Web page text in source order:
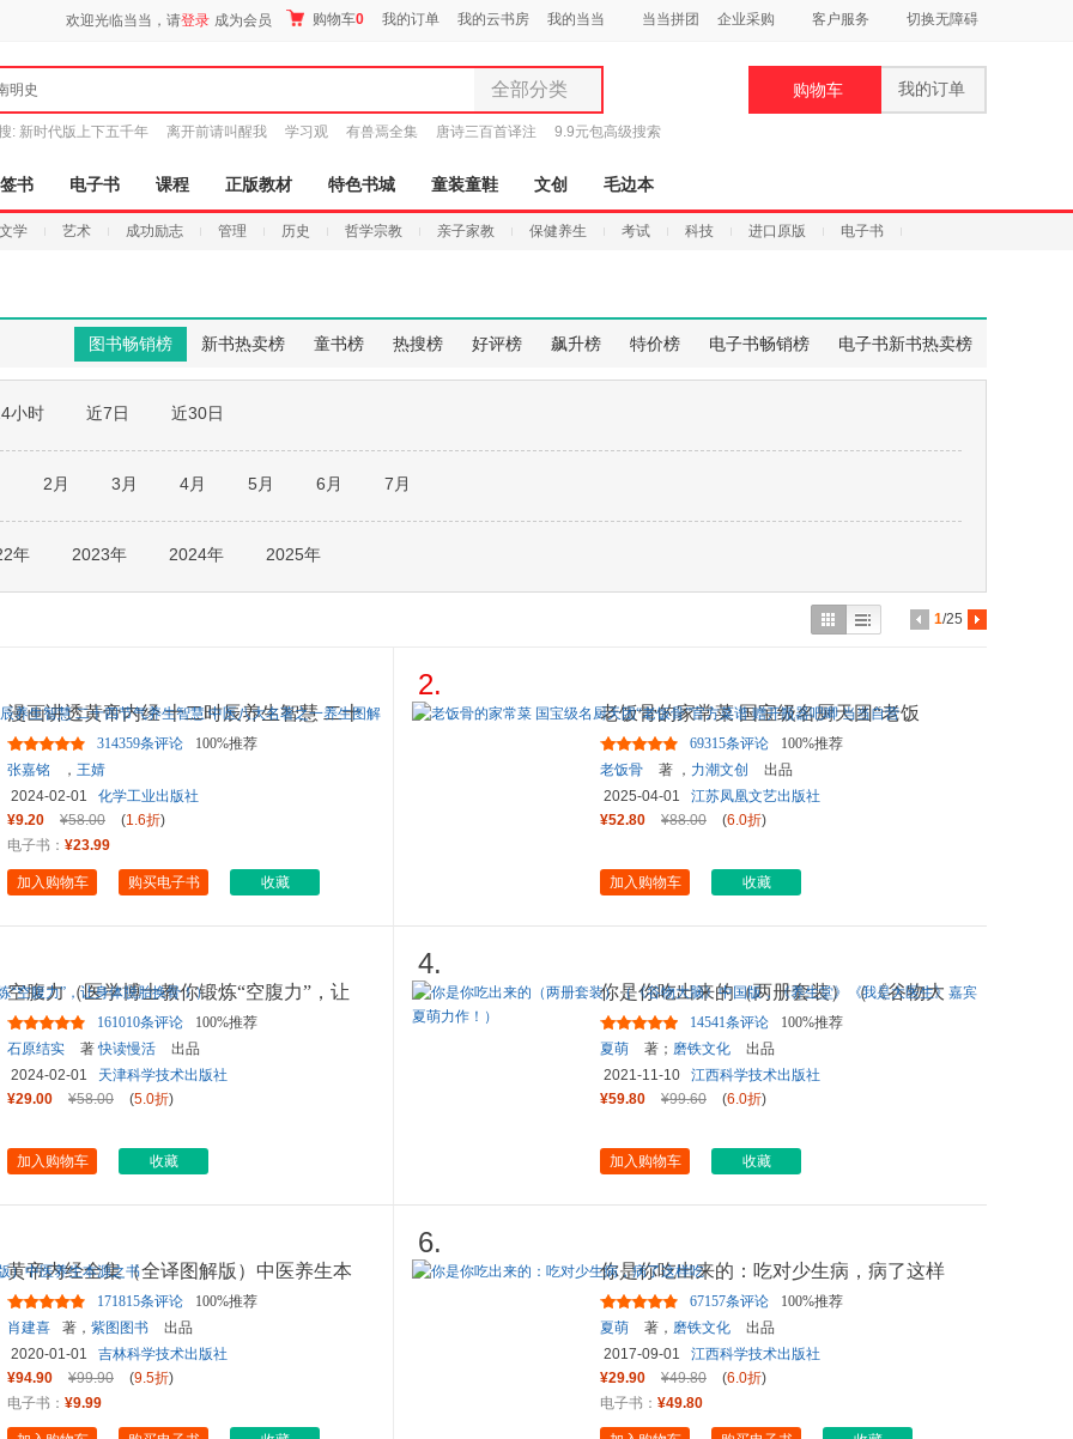
欢迎光临当当，请登录 成为会员 购物车0 我的订单 我的云书房 我的当当 当当拼团 企业采购 客户服务 切换无障碍
明史 全部分类
全部分类
图书
电子书
音像
玩具
孕婴服饰
: 新时代版上下五千年 离开前请叫醒我 学习观 有兽焉全集 唐诗三百首译注 9.9元包高级搜索
购物车 我的订单
书 电子书 课程 正版教材 特色书城 童装童鞋 文创 毛边本
学 艺术 成功励志 管理 历史 哲学宗教 亲子家教 保健养生 考试 科技 进口原版 电子书
图书畅销榜 新书热卖榜 童书榜 热搜榜 好评榜 飙升榜 特价榜 电子书畅销榜 电子书新书热卖榜
小时 近7日 近30日
2月 3月 4月 5月 6月 7月
年 2023年 2024年 2025年
1/25
漫画讲透黄帝内经 十二时辰养生智慧 二十
四节气养生智慧 中医八大...
314359条评论
100%推荐
张嘉铭
， 王婧
2024-02-01
化学工业出版社
¥9.20
¥58.00 (1.6折)
电子书： ¥23.99
加入购物车 购买电子书 收藏
2.
老饭骨的家常菜 国宝级名厨天团“老饭
骨”官方菜谱 赠开瓶器吧...
69315条评论
100%推荐
老饭骨
著 ， 力潮文创
出品
2025-04-01
江苏凤凰文艺出版社
¥52.80
¥88.00 (6.0折)
加入购物车 收藏
空腹力（医学博士教你锻炼“空腹力”，让
身体脱胎换骨！）
161010条评论
100%推荐
石原结实
著快读慢活
出品
2024-02-01
天津科学技术出版社
¥29.00
¥58.00 (5.0折)
加入购物车 收藏
4.
你是你吃出来的（两册套装）（《谷物大
脑》中国版，《养生堂》《...
14541条评论
100%推荐
夏萌
著； 磨铁文化
出品
2021-11-10
江西科学技术出版社
¥59.80
¥99.60 (6.0折)
加入购物车 收藏
黄帝内经全集（全译图解版）中医养生本
源之书
171815条评论
100%推荐
肖建喜
著， 紫图图书
出品
2020-01-01
吉林科学技术出版社
¥94.90
¥99.90 (9.5折)
电子书： ¥9.99
6.
你是你吃出来的：吃对少生病，病了这样
吃
67157条评论
100%推荐
夏萌
著， 磨铁文化
出品
2017-09-01
江西科学技术出版社
¥29.90
¥49.80 (6.0折)
电子书： ¥49.80